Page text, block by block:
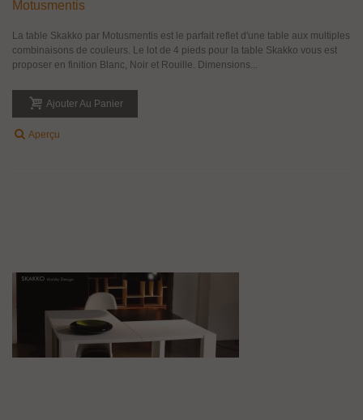
Motusmentis
La table Skakko par Motusmentis est le parfait reflet d'une table aux multiples
combinaisons de couleurs. Le lot de 4 pieds pour la table Skakko vous est
proposer en finition Blanc, Noir et Rouille. Dimensions...
Ajouter Au Panier
Aperçu